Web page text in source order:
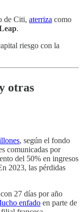
de Citi, aterriza como
.
riesgo con la
otras
, según el fondo
comunicadas por
del 50% en ingresos
2023, las pérdidas
27 días por año
enfado en parte de